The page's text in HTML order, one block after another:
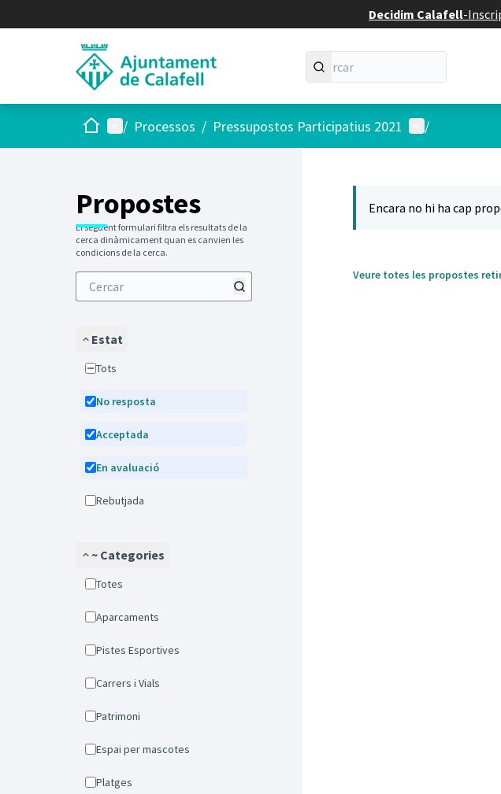
Decidim Calafell-
Inici Menú principal
/ Processos / Pressupostos Participatius 2021 Menú d'usuari
/
Propostes
El següent formulari filtra els resultats de la
cerca dinàmicament quan es canvien les
condicions de la cerca.
Estat
Tots
No resposta
Acceptada
En avaluació
Rebutjada
~ Categories
Totes
Aparcaments
Pistes Esportives
Carrers i Vials
Patrimoni
Espai per mascotes
Platges
Encara no hi ha cap
Veure totes les propostes